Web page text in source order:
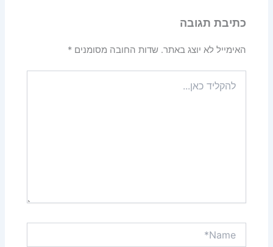
כתיבת תגובה
האימייל לא יוצג באתר. שדות החובה מסומנים*
כאן...